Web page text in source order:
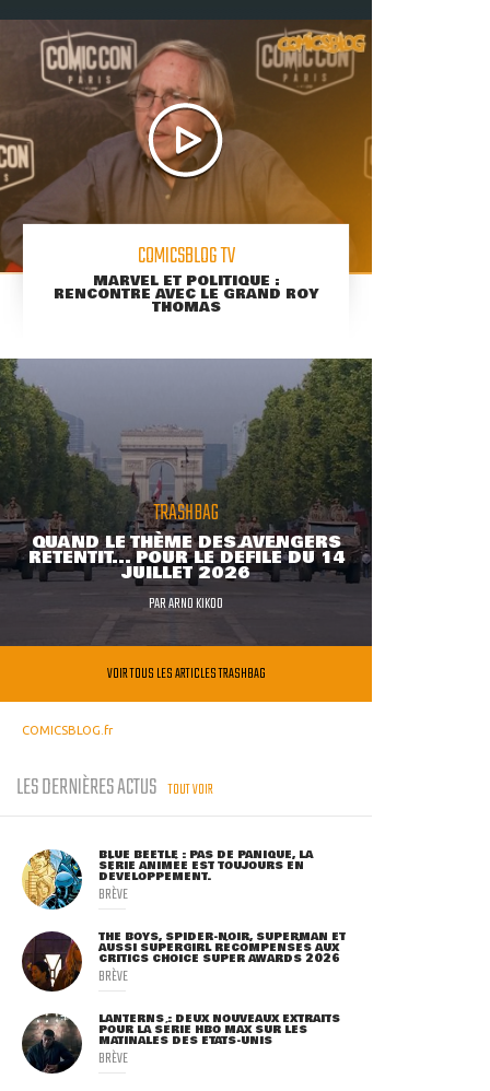
COMICSBLOG TV
MARVEL ET POLITIQUE :
RENCONTRE AVEC LE GRAND ROY
THOMAS
TRASHBAG
QUAND LE THÈME DES AVENGERS
RETENTIT... POUR LE DÉFILÉ DU 14
JUILLET 2026
PARARNO KIKOO
VOIR TOUS LES ARTICLES TRASHBAG
COMICSBLOG.fr
LES DERNIÈRES ACTUS TOUT VOIR
BLUE BEETLE : PAS DE PANIQUE, LA
SÉRIE ANIMÉE EST TOUJOURS EN
DÉVELOPPEMENT.
BRÈVE
THE BOYS, SPIDER-NOIR, SUPERMAN ET
AUSSI SUPERGIRL RÉCOMPENSÉS AUX
CRITICS CHOICE SUPER AWARDS 2026
BRÈVE
LANTERNS : DEUX NOUVEAUX EXTRAITS
POUR LA SÉRIE HBO MAX SUR LES
MATINALES DES ETATS-UNIS
BRÈVE